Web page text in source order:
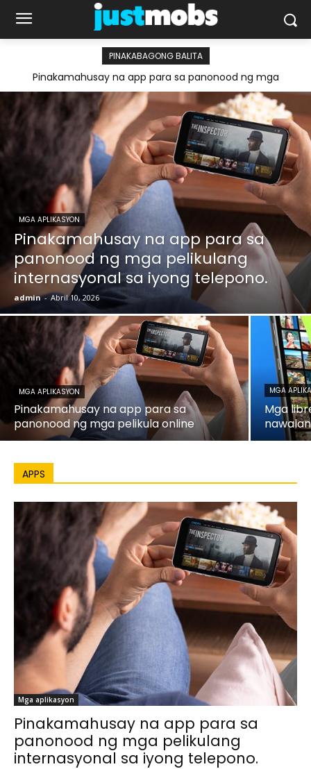
PINAKABAGONG BALITA
Pinakamahusay na app para sa panonood ng mga
pelikulang internasyonal sa iyong telepono.
MGA APLIKASYON
Pinakamahusay na app para sa
panonood ng mga pelikulang
internasyonal sa iyong telepono.
admin - Abril 10, 2026
MGA APLIKASYON
Pinakamahusay na app para sa
panonood ng mga pelikula online
MGA
Mga
APPS
Mga aplikasyon
Pinakamahusay na app para sa
panonood ng mga pelikulang
internasyonal sa iyong telepono.